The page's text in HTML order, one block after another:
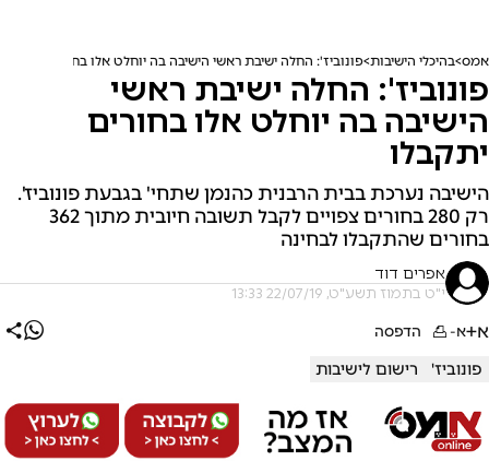
אמס בהיכלי הישיבות פונוביז': החלה ישיבת ראשי הישיבה בה יוחלט אלו בחורים יתקבלו
פונוביז': החלה ישיבת ראשי
הישיבה בה יוחלט אלו בחורים
יתקבלו
הישיבה נערכת בבית הרבנית כהנמן שתחי' בגבעת פונוביז'.
רק 280 בחורים צפויים לקבל תשובה חיובית מתוך 362
בחורים שהתקבלו לבחינה
אפרים דוד
י"ט בתמוז תשע"ט, 22/07/19 13:33
א+א- הדפסה
פונוביז' רישום לישיבות